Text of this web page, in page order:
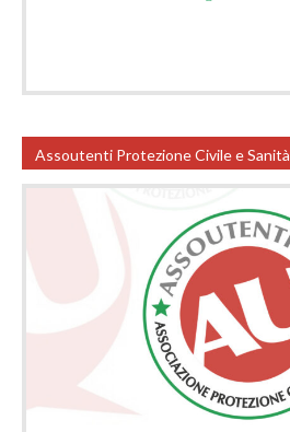
Assoutenti Protezione Civile e Sanità